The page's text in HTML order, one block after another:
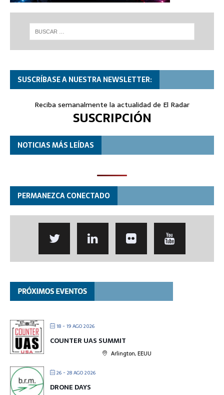
SUSCRÍBASE A NUESTRA NEWSLETTER:
Reciba semanalmente la actualidad de El Radar
SUSCRIPCIÓN
NOTICIAS MÁS LEÍDAS
PERMANEZCA CONECTADO
18 - 19 AGO 2026
COUNTER UAS SUMMIT
Arlington, EEUU
26 - 28 AGO 2026
DRONE DAYS